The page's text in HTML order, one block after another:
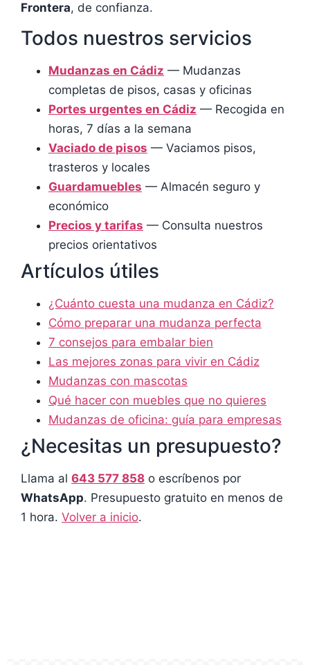
Frontera, de confianza.
Todos nuestros servicios
Mudanzas en Cádiz — Mudanzas
completas de pisos, casas y oficinas
Portes urgentes en Cádiz — Recogida en
horas, 7 días a la semana
Vaciado de pisos — Vaciamos pisos,
trasteros y locales
Guardamuebles — Almacén seguro y
económico
Precios y tarifas — Consulta nuestros
precios orientativos
Artículos útiles
¿Cuánto cuesta una mudanza en Cádiz?
Cómo preparar una mudanza perfecta
7 consejos para embalar bien
Las mejores zonas para vivir en Cádiz
Mudanzas con mascotas
Qué hacer con muebles que no quieres
Mudanzas de oficina: guía para empresas
¿Necesitas un presupuesto?
Llama al 643 577 858 o escríbenos por
WhatsApp. Presupuesto gratuito en menos de
1 hora. Volver a inicio.